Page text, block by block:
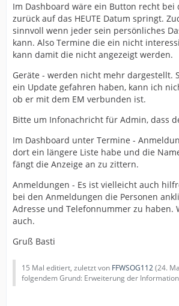
Im Dashboard wäre ein Button recht bei
zurück auf das HEUTE Datum springt.
sinnvoll wenn jeder sein persönliches
kann. Also Termine die ein nicht
kann damit die nicht angezeigt werden.
Geräte - werden nicht mehr dargestellt.
ein Update gefahren haben, kann ich
ob er mit dem EM verbunden ist.
Bitte um Infonachricht für Admin, dass
Im Dashboard unter Termine -
dort ein längere Liste habe und die
fängt die Anzeige an zu zittern.
Anmeldungen - Es ist vielleicht auch
bei den Anmeldungen die Personen
Adresse und Telefonnummer zu haben.
auch.
Gruß Basti
15 Mal editiert, zuletzt von FFWSOG112(24.
folgendem Grund: Erweiterung der